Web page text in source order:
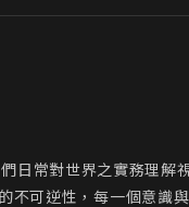
日常對世界之實務理解
不可逆性，每一個意識